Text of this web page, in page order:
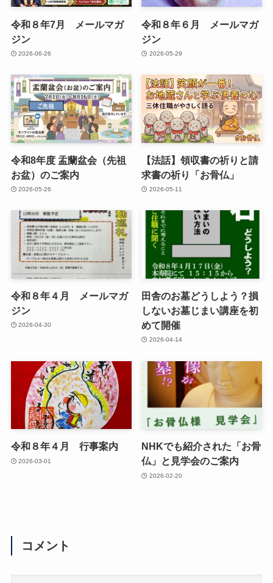
令和８年7月 メールマガ
ジン
2026-06-26
令和８年６月 メールマガ
ジン
2026-05-29
令和8年度 盂蘭盆会（先祖
お盆）のご案内
2026-05-26
【法話】領収書の祈りと請
求書の祈り「お骨仏」
2026-05-11
令和８年４月 メールマガ
ジン
2026-04-30
田舎のお墓どうしよう？損
しないお墓じまい講座を初
めて開催
2026-04-14
令和８年４月 行事案内
2026-03-01
NHKでも紹介された「お骨
仏」と見学会のご案内
2026-02-20
コメント